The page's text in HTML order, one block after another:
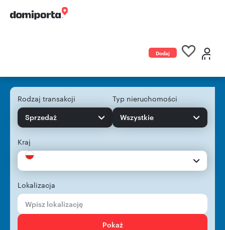
Dodaj
Rodzaj transakcji
Sprzedaż
Typ nieruchomości
Wszystkie
Kraj
Lokalizacja
Pokaż